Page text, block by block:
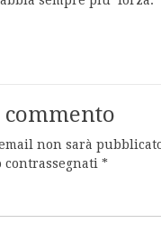
non sarà
contrassegnati *